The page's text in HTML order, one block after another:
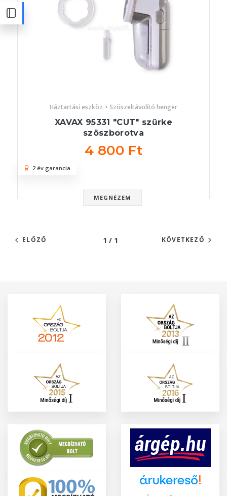
Háztartási eszköz > Szöszeltávolító henger
XAVAX 95331 "CUT" szürke
szöszborotva
4 800 Ft
MEGNÉZEM
2 év garancia
ELŐZŐ 1 / 1 KÖVETKEZŐ